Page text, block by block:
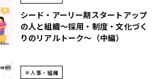
シード・アーリー期スタートアップ
の人と組織～採用・制度・文化づく
りのリアルトーク～（中編）
＃人事・組織